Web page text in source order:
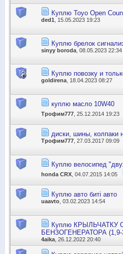
Куплю Toyo Open
ded1 , 15.05.2023 19:23
Куплю брелок
sinyy boroda , 08.05.2023 22:34
Куплю повозку и
goldirena , 18.04.2023 08:27
куплю масло 10W40
Трофим777 , 25.12.2014 19:23
диски, шины, колпаки
Трофим777 , 27.03.2017 09:09
Куплю велосипед
honda CRX , 04.07.2015 14:05
Куплю авто биті авто
uaavto , 03.02.2023 14:54
Куплю
БЕНЗОГЕНЕРАТОРА (1,9-
4aika , 26.12.2022 20:40